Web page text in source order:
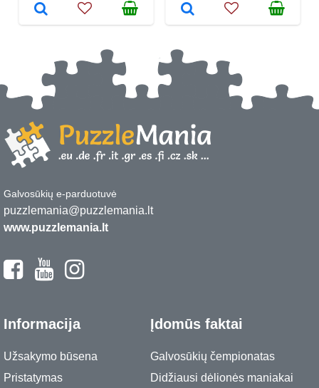
Galvosūkių e-parduotuvė
puzzlemania@puzzlemania.lt
www.puzzlemania.lt
Informacija
Užsakymo būsena
Pristatymas
Įdomūs faktai
Galvosūkių čempionatas
Didžiausi dėlionės maniakai